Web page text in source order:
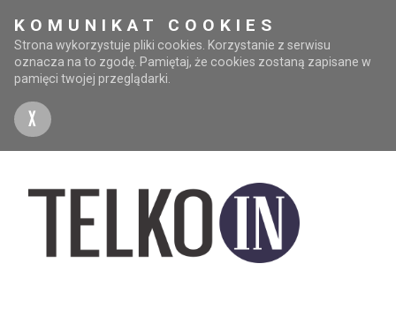
KOMUNIKAT COOKIES
Strona wykorzystuje pliki cookies. Korzystanie z serwisu
oznacza na to zgodę. Pamiętaj, że cookies zostaną zapisane w
pamięci twojej przeglądarki.
X